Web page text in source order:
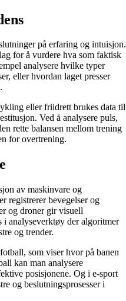
på erfaring og intuisjon.
for å vurdere hva som faktisk
analysere hvilke typer
eller hvordan laget presser
eller friidrett brukes data til
Ved å analysere puls,
rette balansen mellom trening
for overtrening.
av maskinvare og
registrerer bevegelser og
og droner gir visuell
i analyseverktøy der algoritmer
og trender.
som viser hvor på banen
kan man analysere
posisjonene. Og i e-sport
og beslutningsprosesser i